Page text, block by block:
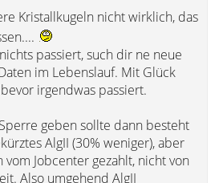
Kristallkugeln nicht wirklich, das
passiert, such dir ne neue
im Lebenslauf. Mit Glück
irgendwas passiert.
geben sollte dann besteht
AlgII (30% weniger), aber
Jobcenter gezahlt, nicht von
Also umgehend AlgII